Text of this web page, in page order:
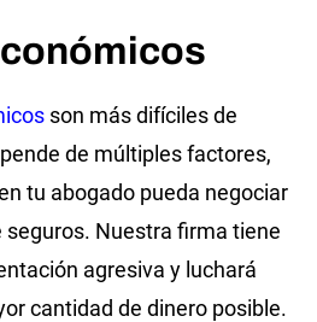
son más difíciles de
de múltiples factores,
tu abogado pueda negociar
seguros. Nuestra firma tiene
agresiva y luchará
cantidad de dinero posible.